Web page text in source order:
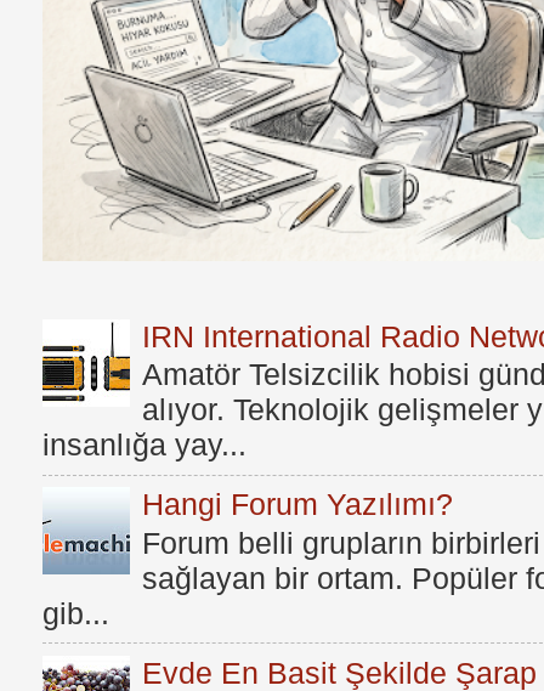
IRN International Radio
Amatör Telsizcilik hobisi
alıyor. Teknolojik gelişmeler
insanlığa yay...
Hangi Forum Yazılımı?
Forum belli grupların
sağlayan bir ortam. Popüler
gib...
Evde En Basit Şekilde Şarap